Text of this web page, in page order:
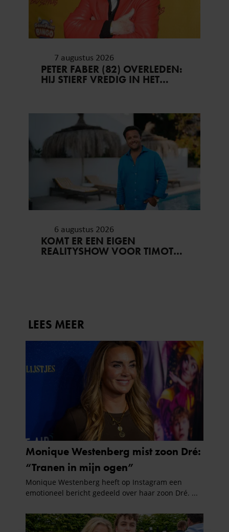
7 augustus 2026
PETER FABER (82) OVERLEDEN:
HIJ STIERF VREDIG IN HET
6 augustus 2026
KOMT ER EEN EIGEN
REALITYSHOW VOOR TIMOTHY